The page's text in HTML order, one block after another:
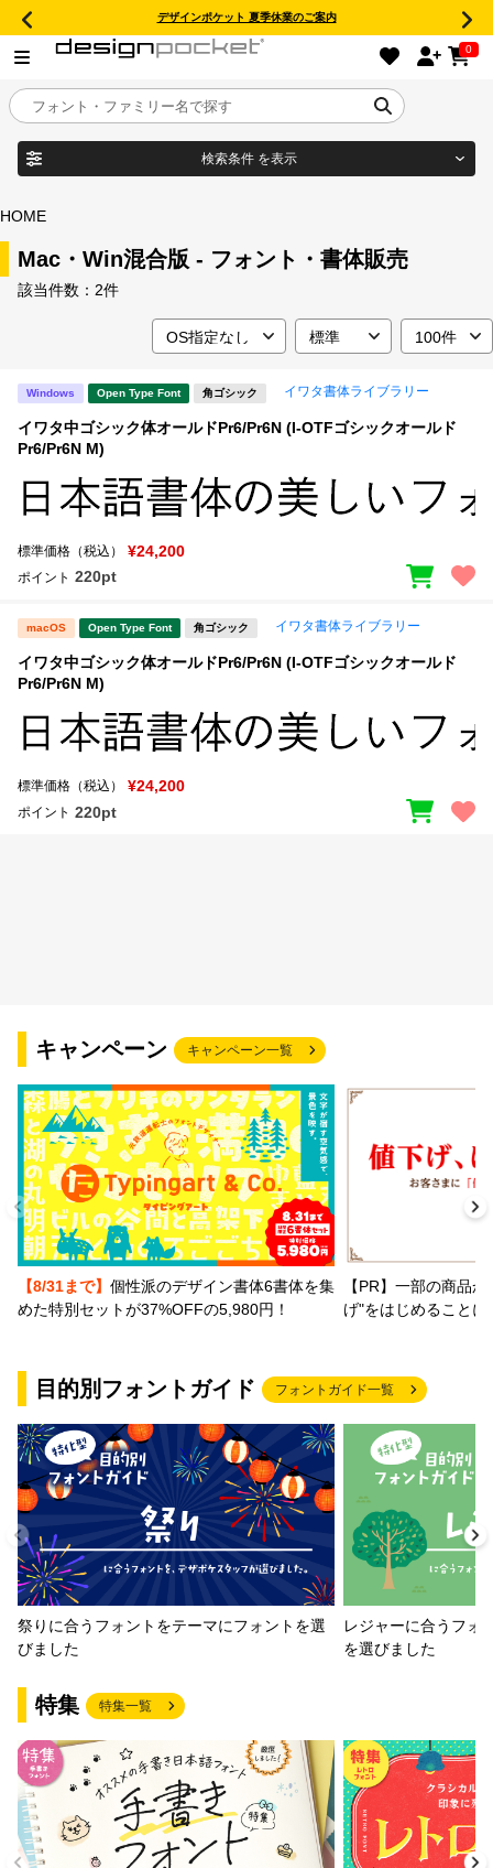
デザインポケット 夏季休業のご案内
0
目的別フォントガイド
キャンペーン一覧
新着一覧
マイページ
お気に入り
ご利用ガイド
検索条件 を表示
商品名
フォント形式
タイプフェイス
明朝体
角ゴシック
丸ゴシック
江戸文字 デザイン毛筆
文字種類
価格帯
〜
リセット
HOME
Mac・Win混合版 - フォント・書体販売
該当件数： 2件
Windows Open Type Font 角ゴシック イワタ書体ライブラリー
イワタ中ゴシック体オールドPr6/Pr6N (I-OTFゴシックオールド
Pr6/Pr6N M)
標準価格（税込） ¥24,200
ポイント 220pt
macOS Open Type Font 角ゴシック イワタ書体ライブラリー
イワタ中ゴシック体オールドPr6/Pr6N (I-OTFゴシックオールド
Pr6/Pr6N M)
標準価格（税込） ¥24,200
ポイント 220pt
キャンペーン キャンペーン一覧
【8/31まで】 個性派のデザイン書体6書体を集
めた特別セットが37%OFFの5,980円！
【PR】一部の商品
げ"をはじめること
目的別フォントガイド フォントガイド一覧
祭りに合うフォントをテーマにフォントを選
びました
レジャーに合うフォ
を選びました
特集 特集一覧